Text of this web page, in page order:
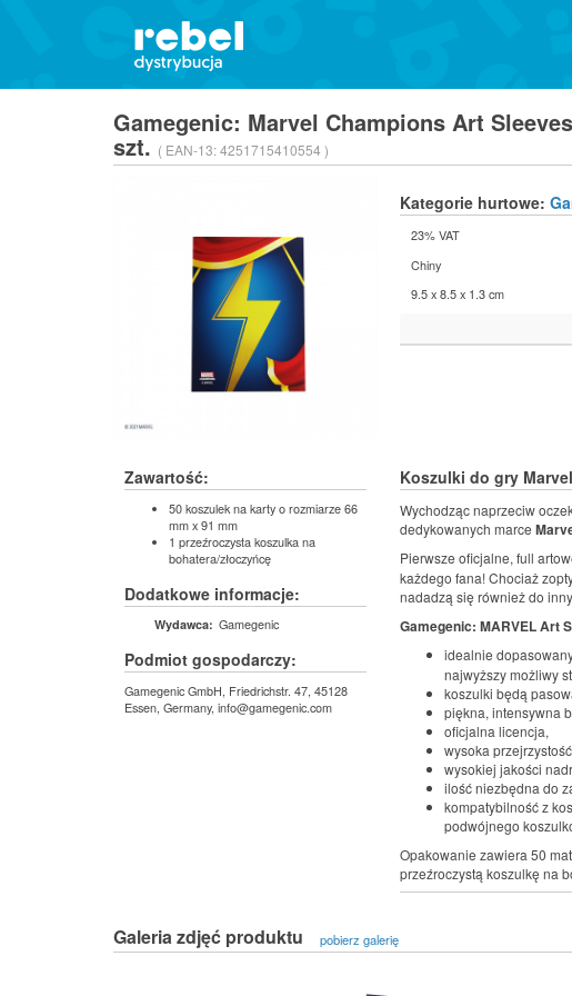
Gamegenic: Marvel Champions Art
szt. ( EAN-13:4251715410554 )
Kategorie hurtowe:
23% VAT
Chiny
9.5 x 8.5 x 1.3 cm
Zawartość:
50 koszulek na karty o rozmiarze 66
mm x 91 mm
1 przeźroczysta koszulka na
bohatera/złoczyńcę
Dodatkowe informacje:
Wydawca: Gamegenic
Podmiot gospodarczy:
Gamegenic GmbH, Friedrichstr. 47, 45128
Essen, Germany, info@gamegenic.com
Koszulki do gry
Wychodząc naprzeciw
dedykowanych marce
Pierwsze oficjalne, full
każdego fana! Chociaż
nadadzą się również do
Gamegenic: MARVEL Art
idealnie
najwyższy możliwy
koszulki będą
piękna, intensywna
oficjalna licencja,
wysoka
wysokiej jakości
ilość niezbędna do
kompatybilność z
podwójnego
Opakowanie zawiera 50
przeźroczystą koszulkę na
Galeria zdjęć produktu pobierz galerię